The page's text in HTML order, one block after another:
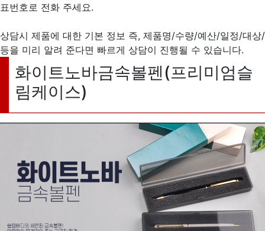
표번호로 전화 주세요.
상담시 제품에 대한 기본 정보 즉, 제품명/수량/예산/일정/대상/
등을 미리 알려 준다면 빠르게 상담이 진행될 수 있습니다.
화이트노바금속볼펜(프리미엄슬
림케이스)